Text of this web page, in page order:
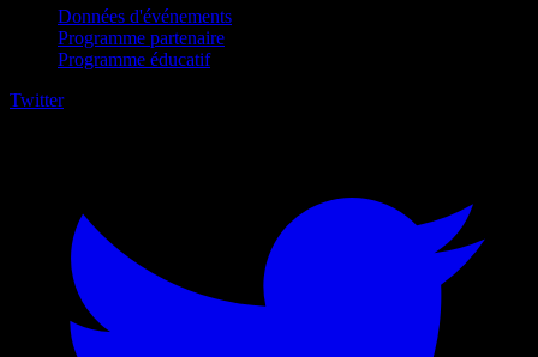
Données d'événements
Programme partenaire
Programme éducatif
Twitter